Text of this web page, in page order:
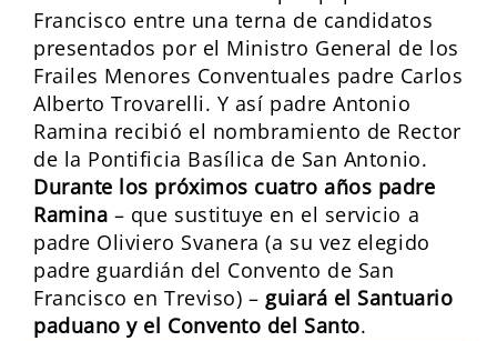
Francisco entre una terna de candidatos
presentados por el Ministro General de los
Frailes Menores Conventuales padre Carlos
Alberto Trovarelli. Y así padre Antonio
Ramina recibió el nombramiento de Rector
de la Pontificia Basílica de San Antonio.
Durante los próximos cuatro años padre
Ramina – que sustituye en el servicio a
padre Oliviero Svanera (a su vez elegido
padre guardián del Convento de San
Francisco en Treviso) – guiará el Santuario
paduano y el Convento del Santo.